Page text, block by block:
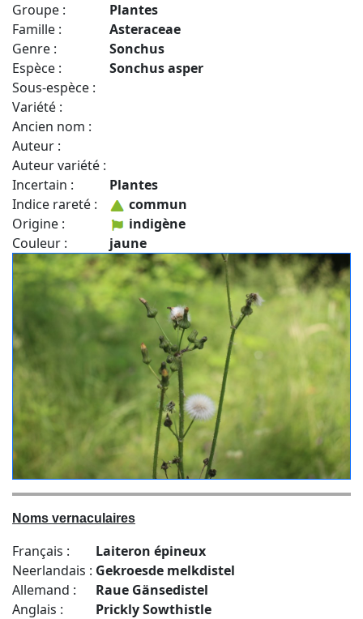
Groupe :
Plantes
Famille :
Asteraceae
Genre :
Sonchus
Espèce :
Sonchus asper
Sous-espèce :
Variété :
Ancien nom :
Auteur :
Auteur variété :
Incertain :
Plantes
Indice rareté :
commun
Origine :
indigène
Couleur :
jaune
Noms vernaculaires
Français :
Laiteron épineux
Neerlandais : Gekroesde melkdistel
Allemand :
Raue Gänsedistel
Anglais :
Prickly Sowthistle